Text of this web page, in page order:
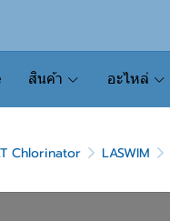
สินค้า อะไหล่
Chlorinator LASWIM